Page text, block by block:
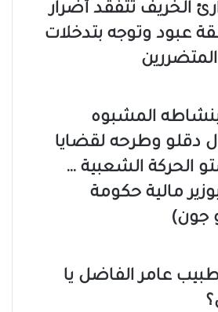
الخريف تتفقد أضرار
عبود وتوجه بتدخلات
المشبوه
دقلو وطرحه لقضايا
الحركة الشعبية …
مالية حكومة
جون)
عامر الفاضل يا